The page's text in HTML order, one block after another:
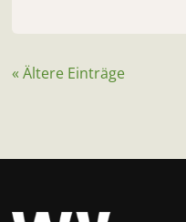
« Ältere Einträge